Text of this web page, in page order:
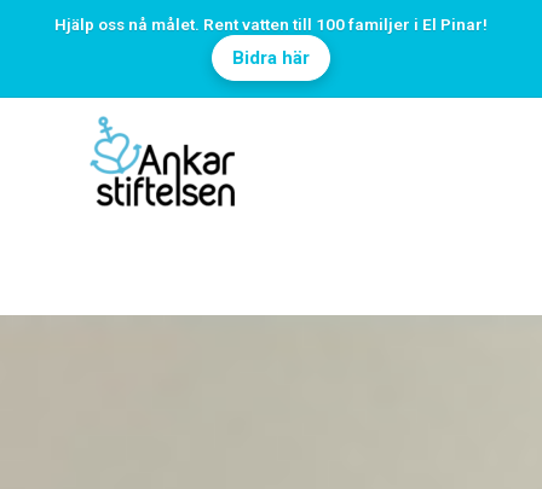
Hjälp oss nå målet. Rent vatten till 100 familjer i El Pinar!
Bidra här